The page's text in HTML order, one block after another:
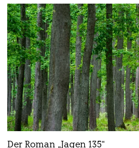
Der Roman „Jagen 135“